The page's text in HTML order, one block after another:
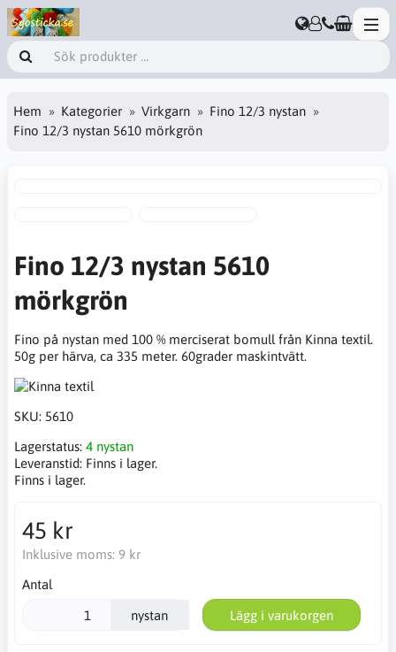
Hem Kategorier Virkgarn
Fino 12/3 nystan
Fino 12/3 nystan 5610 mörkgrön
Fino 12/3 nystan 5610
mörkgrön
Fino på nystan med 100 % merciserat bomull från Kinna textil.
50g per härva, ca 335 meter. 60grader maskintvätt.
SKU: 5610
Lagerstatus: 4 nystan
Leveranstid: Finns i lager.
Finns i lager.
45 kr
Inklusive moms: 9 kr
Antal
nystan Lägg i varukorgen